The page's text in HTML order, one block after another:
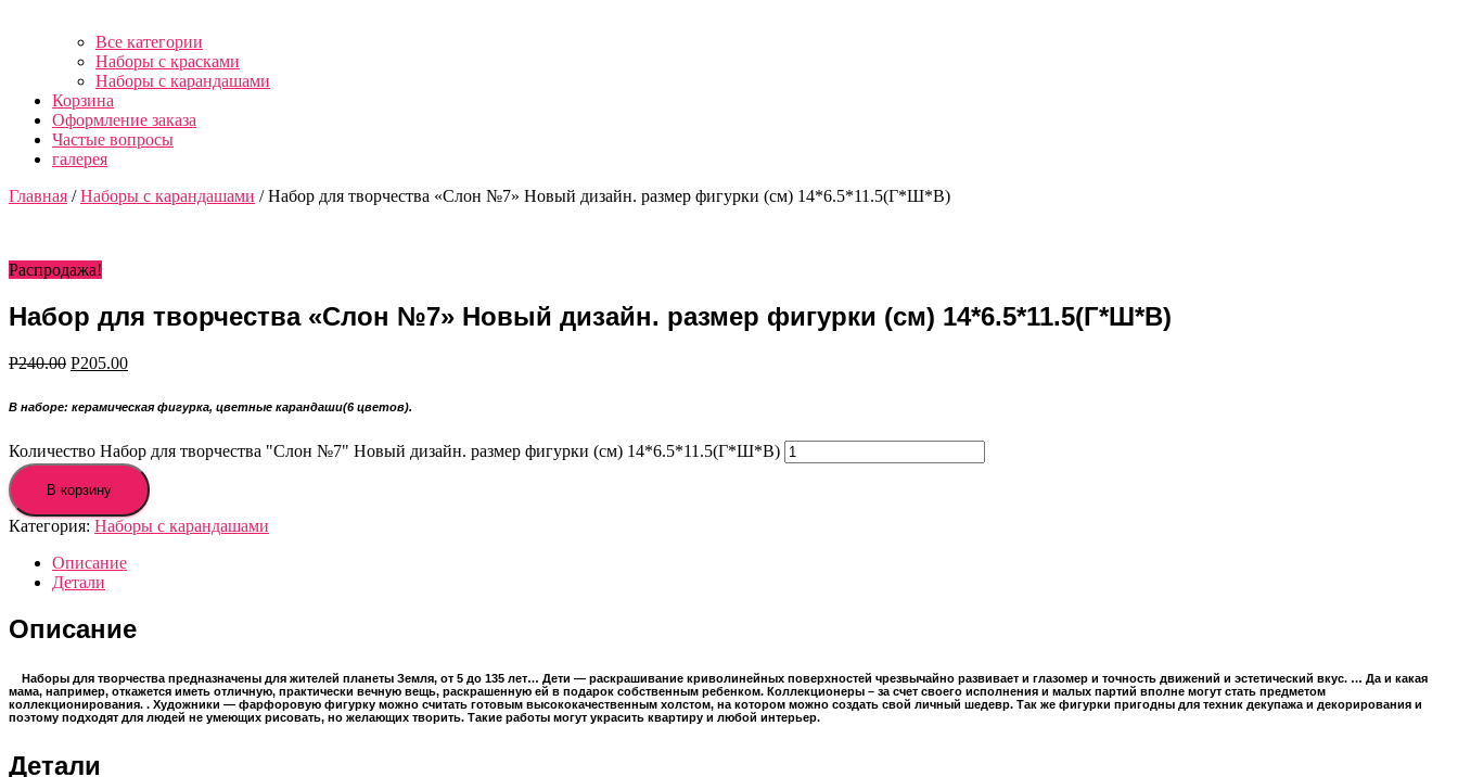
Все категории
Наборы с красками
Наборы с карандашами
Корзина
Оформление заказа
Частые вопросы
галерея
Главная /Наборы с карандашами / Набор для творчества «Слон №7» Новый дизайн. размер фигурки (см) 14*6.5*11.5(Г*Ш*В)
Распродажа!
Набор для творчества «Слон №7» Новый дизайн. размер фигурки (см) 14*6.5*11.5(Г*Ш*В)
Р240.00 Р205.00
В наборе: керамическая фигурка, цветные карандаши(6 цветов).
Количество Набор для творчества "Слон №7" Новый дизайн. размер фигурки (см) 14*6.5*11.5(Г*Ш*В)
В корзину
Категория: Наборы с карандашами
Описание
Детали
Описание
Наборы для творчества предназначены для жителей планеты Земля, от 5 до 135 лет… Дети — раскрашивание криволинейных поверхностей чрезвычайно развивает и глазомер и точность движений и эстетический вкус. … Да и какая
мама, например, откажется иметь отличную, практически вечную вещь, раскрашенную ей в подарок собственным ребенком. Коллекционеры – за счет своего исполнения и малых партий вполне могут стать предметом
коллекционирования. . Художники — фарфоровую фигурку можно считать готовым высококачественным холстом, на котором можно создать свой личный шедевр. Так же фигурки пригодны для техник декупажа и декорирования и
поэтому подходят для людей не умеющих рисовать, но желающих творить. Такие работы могут украсить квартиру и любой интерьер.
Детали